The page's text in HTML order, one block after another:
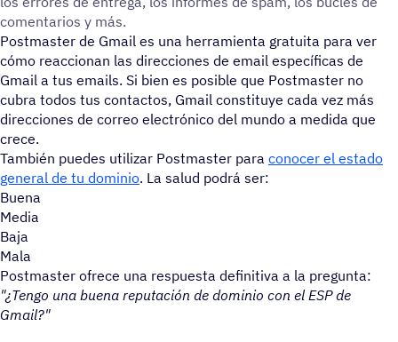
comen­ta­rios y más.
Postmaster de Gmail es una herramienta gratuita para ver
cómo reaccionan las direcciones de email específicas de
Gmail a tus emails. Si bien es posible que Postmaster no
cubra todos tus contactos, Gmail constituye cada vez más
direcciones de correo electrónico del mundo a medida que
crece.
También puedes utilizar Postmaster para conocer el estado
general de tu dominio. La salud podrá ser:
Buena
Media
Baja
Mala
Postmaster ofrece una respuesta definitiva a la pregunta:
"¿Tengo una buena reputación de dominio con el ESP de
Gmail?"